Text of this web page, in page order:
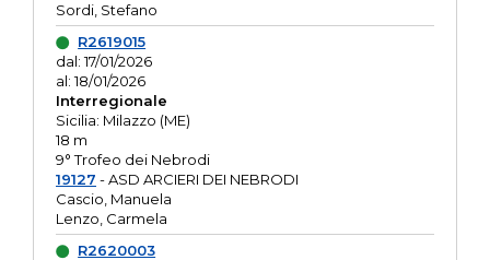
Sordi, Stefano
R2619015
dal: 17/01/2026
al: 18/01/2026
Interregionale
Sicilia: Milazzo (ME)
18 m
9° Trofeo dei Nebrodi
19127 - ASD ARCIERI DEI NEBRODI
Cascio, Manuela
Lenzo, Carmela
R2620003